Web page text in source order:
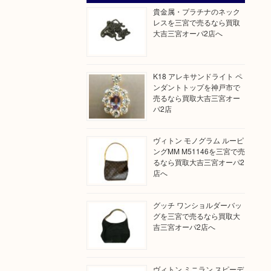
貴金属・プラチナのネック
レスを三宮で売るなら買取
大吉三宮オーパ2店へ
K18 アレキサンドライト ペ
ンダントトップを神戸市で
売るなら買取大吉三宮オー
パ2店
ヴィトン モノグラム ルーピ
ングMM M51146を三宮で売
るなら買取大吉三宮オーパ2
店へ
グッチ ワンショルダーバッ
グを三宮で売るなら買取大
吉三宮オーパ2店へ